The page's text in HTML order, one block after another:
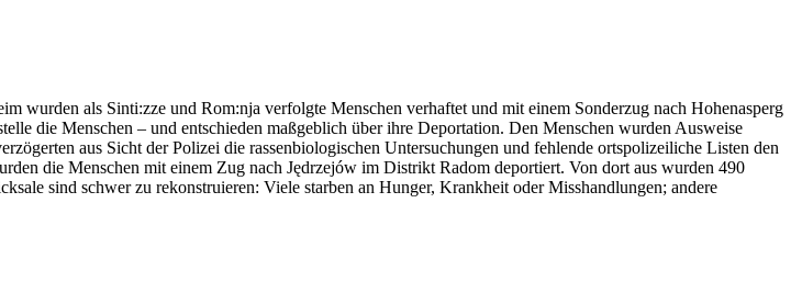
wurden als Sinti:zze und Rom:nja verfolgte Menschen verhaftet und mit einem Sonderzug nach Hohenasperg
die Menschen – und entschieden maßgeblich über ihre Deportation. Den Menschen wurden Ausweise
aus Sicht der Polizei die rassenbiologischen Untersuchungen und fehlende ortspolizeiliche Listen den
die Menschen mit einem Zug nach Jędrzejów im Distrikt Radom deportiert. Von dort aus wurden 490
sind schwer zu rekonstruieren: Viele starben an Hunger, Krankheit oder Misshandlungen; andere